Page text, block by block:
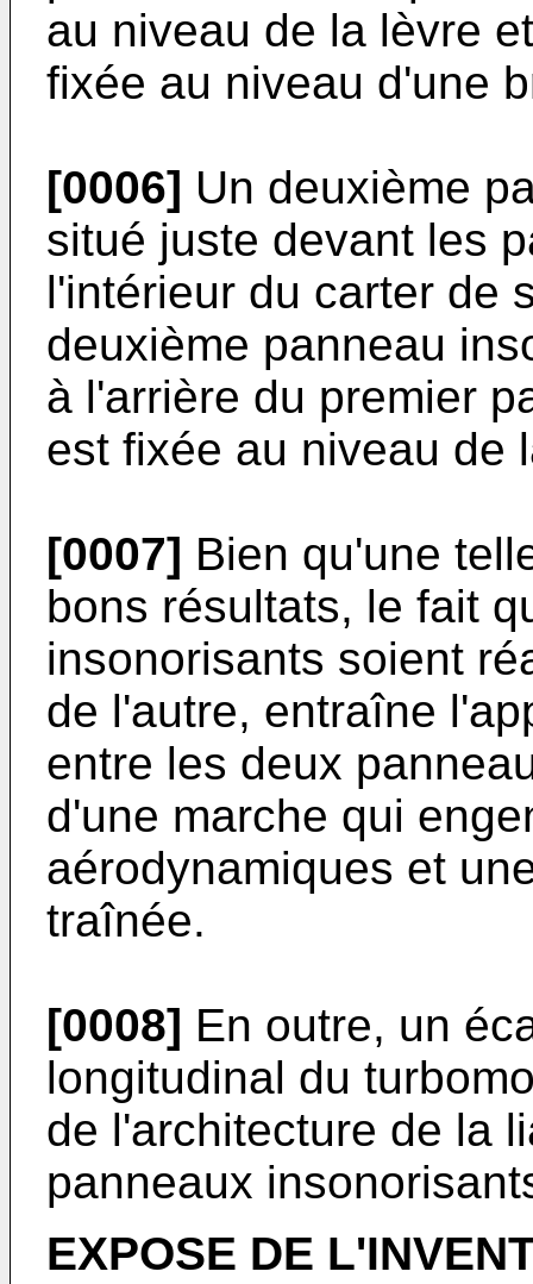
au niveau de la lèvre
fixée au niveau d'une
[0006] Un deuxième
situé juste devant les
l'intérieur du carter de
deuxième panneau
à l'arrière du premier
est fixée au niveau de
[0007] Bien qu'une
bons résultats, le fait
insonorisants soient
de l'autre, entraîne
entre les deux
d'une marche qui
aérodynamiques et
traînée.
[0008] En outre, un
longitudinal du
de l'architecture de la
panneaux
EXPOSE DE